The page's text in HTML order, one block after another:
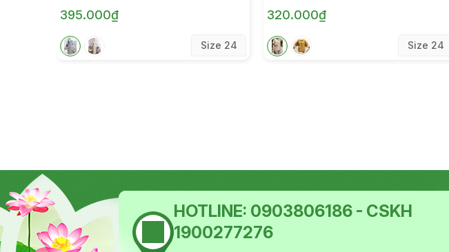
395.000₫
Size 24
320.000₫
Size 24
HOTLINE: 0903806186 - CSKH
1900277276